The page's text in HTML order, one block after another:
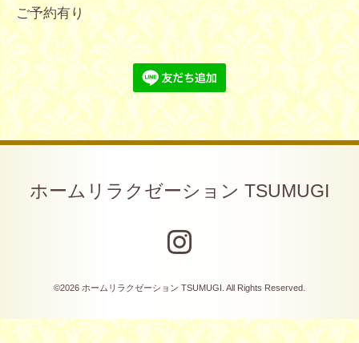
ご予約有り
ホームリラクゼーション TSUMUGI
©2026 ホームリラクゼーション TSUMUGI . All Rights Reserved.